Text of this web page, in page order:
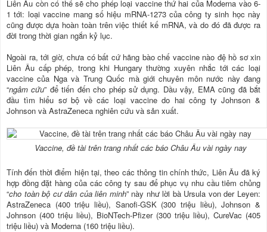
Liên Âu còn có thể sẽ cho phép loại vaccine thứ hai của Moderna vào 6-
1 tới: loại vaccine mang số hiệu mRNA-1273 của công ty sinh học này
cũng được dựa hoàn toàn trên việc thiết kế mRNA, và do đó đã được ra
đời trong thời gian ngắn kỷ lục.
Ngoài ra, tới giờ, chưa có bất cứ hãng bào chế vaccine nào đệ hồ sơ xin
Liên Âu cấp phép, trong khi Hungary thường xuyên nhắc tới các loại
vaccine của Nga và Trung Quốc mà giới chuyên môn nước này đang
“ngâm cứu” để tiến đến cho phép sử dụng. Dầu vậy, EMA cũng đã bắt
đầu tìm hiểu sơ bộ về các loại vaccine do hai công ty Johnson &
Johnson và AstraZeneca nghiên cứu và sản xuất.
Vaccine, đề tài trên trang nhất các báo Châu Âu vài ngày nay
Tính đến thời điểm hiện tại, theo các thông tin chính thức, Liên Âu đã ký
hợp đồng đặt hàng của các công ty sau để phục vụ nhu cầu tiêm chủng
“cho toàn bộ cư dân của liên minh” này như lời bà Ursula von der Leyen:
AstraZeneca (400 triệu liều), Sanofi-GSK (300 triệu liều), Johnson &
Johnson (400 triệu liều), BioNTech-Pfizer (300 triệu liều), CureVac (405
triệu liều) và Moderna (160 triệu liều).